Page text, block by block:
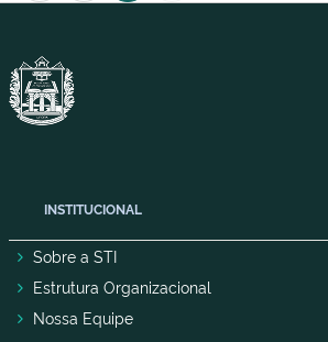
INSTITUCIONAL
Sobre a STI
Estrutura Organizacional
Nossa Equipe